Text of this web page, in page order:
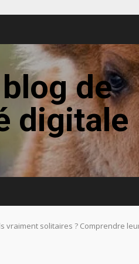
de
digitale
vraiment solitaires ? Comprendre